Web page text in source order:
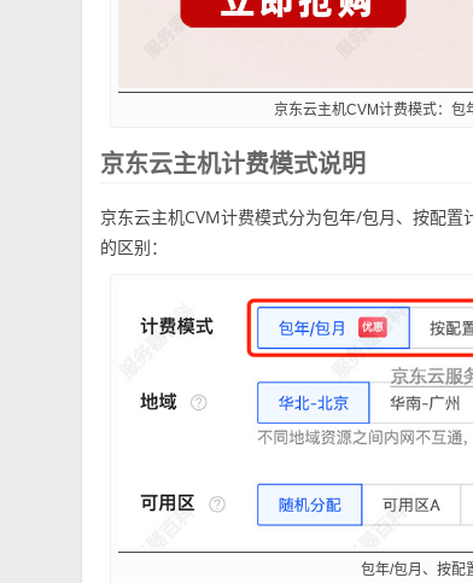
京东云主机CVM计费模式：包
京东云主机计费模式说明
京东云主机CVM计费模式分为包年/包月、按配
的区别：
包年/包月、按配